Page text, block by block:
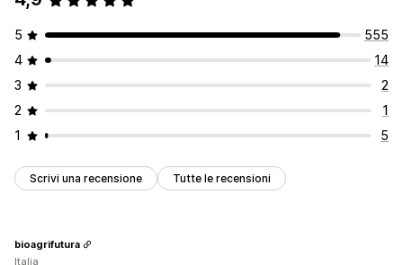
5
555
4
14
3
2
2
1
1
5
Scrivi una recensione Tutte le recensioni
bioagrifutura
Italia